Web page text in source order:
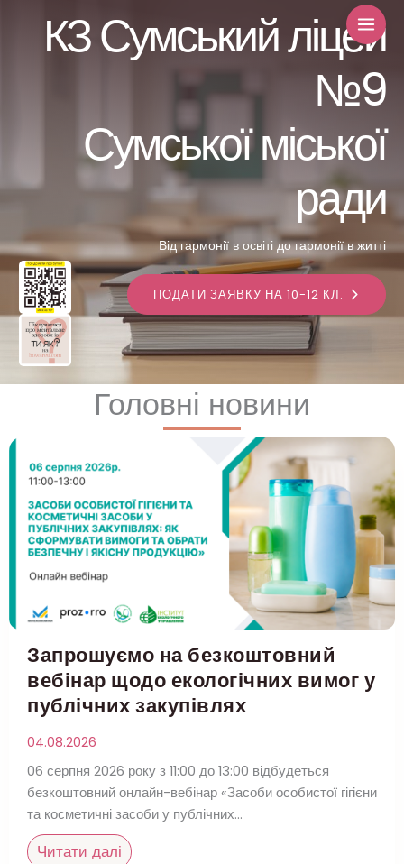
КЗ Сумський ліцей
№9
Сумської міської
ради
Від гармонії в освіті до гармонії в житті
ПОДАТИ ЗАЯВКУ НА 10-12 КЛ.
Головні новини
Запрошуємо на безкоштовний
вебінар щодо екологічних вимог у
публічних закупівлях
04.08.2026
06 серпня 2026 року з 11:00 до 13:00 відбудеться
безкоштовний онлайн-вебінар «Засоби особистої гігієни
та косметичні засоби у публічних…
Читати далі